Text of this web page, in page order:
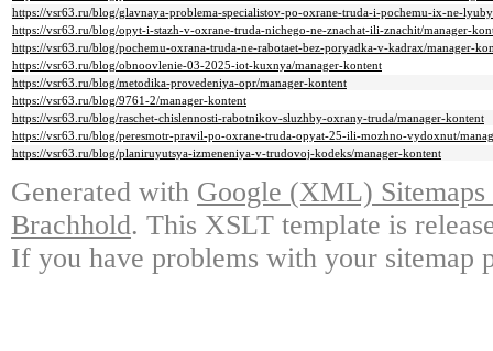
https://vsr63.ru/blog/glavnaya-problema-specialistov-po-oxrane-truda-i-pochemu-ix-ne-
https://vsr63.ru/blog/opyt-i-stazh-v-oxrane-truda-nichego-ne-znachat-ili-znachit/manager-
https://vsr63.ru/blog/pochemu-oxrana-truda-ne-rabotaet-bez-poryadka-v-kadrax/manager-
https://vsr63.ru/blog/obnoovlenie-03-2025-iot-kuxnya/manager-kontent
https://vsr63.ru/blog/metodika-provedeniya-opr/manager-kontent
https://vsr63.ru/blog/9761-2/manager-kontent
https://vsr63.ru/blog/raschet-chislennosti-rabotnikov-sluzhby-oxrany-truda/manager-kontent
https://vsr63.ru/blog/peresmotr-pravil-po-oxrane-truda-opyat-25-ili-mozhno-vydoxnut/
https://vsr63.ru/blog/planiruyutsya-izmeneniya-v-trudovoj-kodeks/manager-kontent
Generated with Google (XML)
Brachhold. This XSLT template is
If you have problems with your sitemap